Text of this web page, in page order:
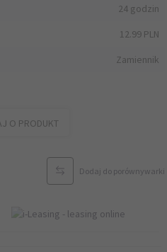
24 godzin
12.99 PLN
Zamiennik
O PRODUKT
Dodaj do porównywarki